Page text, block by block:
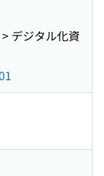
デジタル化資